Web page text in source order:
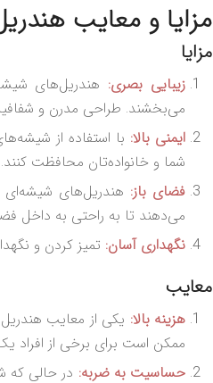
مزایا و معایب
مزایا
زیبایی بصری: هندریل‌های
می‌بخشند. طراحی مدرن و
ایمنی بالا: با استفاده از
شما و خانواده‌تان محافظت کنند.
فضای باز: هندریل‌های شیشه‌ای
می‌دهند تا به راحتی به داخل
نگهداری آسان: تمیز کردن و
معایب
هزینه بالا: یکی از معایب
ممکن است برای برخی از افراد
حساسیت به ضربه: در حالی که